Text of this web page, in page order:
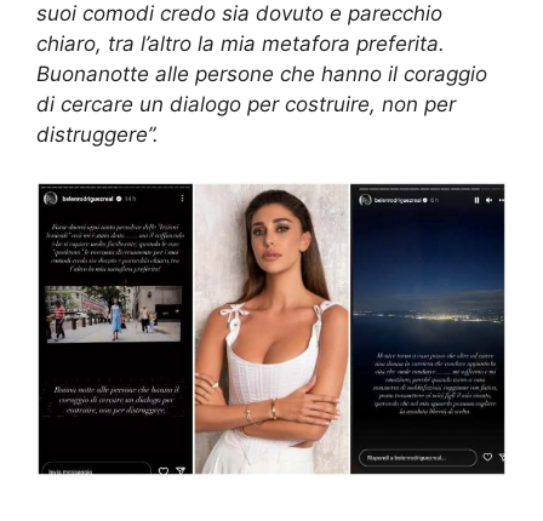
suoi comodi credo sia dovuto e parecchio
chiaro, tra l’altro la mia metafora preferita.
Buonanotte alle persone che hanno il coraggio
di cercare un dialogo per costruire, non per
distruggere”.